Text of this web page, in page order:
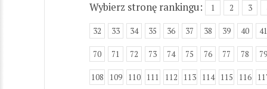
Wybierz stronę rankingu: 1 2 3
32 33 34 35 36 37 38 39 40 41
70 71 72 73 74 75 76 77 78 79
108 109 110 111 112 113 114 115 116